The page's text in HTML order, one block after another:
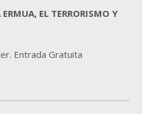
ERMUA, EL TERRORISMO Y
Entrada Gratuita